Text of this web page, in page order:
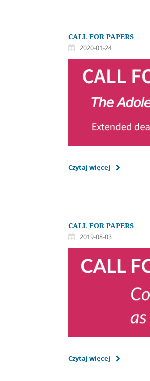
CALL FOR PAPERS
2020-01-24
Czytaj więcej
CALL FOR PAPERS
2019-08-03
Czytaj więcej